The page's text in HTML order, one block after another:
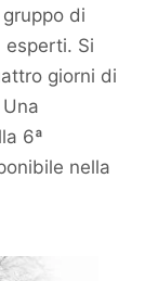
di
Si
giorni di
6ª
nella